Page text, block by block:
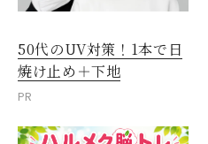
50代のUV対策！1本で日
焼け止め＋下地
PR